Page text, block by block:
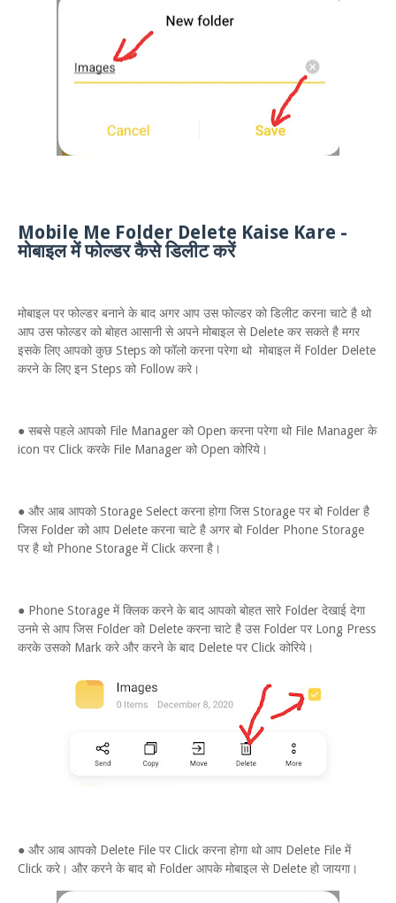
Mobile Me Folder Delete Kaise Kare -
मोबाइल में फोल्डर कैसे डिलीट करें
मोबाइल पर फोल्डर बनाने के बाद अगर आप उस फोल्डर को डिलीट करना चाटे है थो
आप उस फोल्डर को बोहत आसानी से अपने मोबाइल से Delete कर सकते है मगर
इसके लिए आपको कुछ Steps को फॉलो करना परेगा थो मोबाइल में Folder Delete
करने के लिए इन Steps को Follow करे।
● सबसे पहले आपको File Manager को Open करना परेगा थो File Manager के
icon पर Click करके File Manager को Open कोरिये।
● और आब आपको Storage Select करना होगा जिस Storage पर बो Folder है
जिस Folder को आप Delete करना चाटे है अगर बो Folder Phone Storage
पर है थो Phone Storage में Click करना है।
● Phone Storage में क्लिक करने के बाद आपको बोहत सारे Folder देखाई देगा
उनमे से आप जिस Folder को Delete करना चाटे है उस Folder पर Long Press
करके उसको Mark करे और करने के बाद Delete पर Click कोरिये।
● और आब आपको Delete File पर Click करना होगा थो आप Delete File में
Click करे। और करने के बाद बो Folder आपके मोबाइल से Delete हो जायगा।